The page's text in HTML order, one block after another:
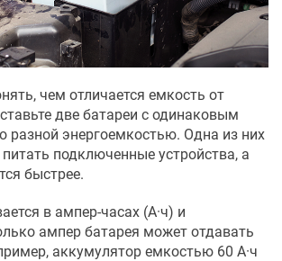
чем отличается емкость от
две батареи с одинаковым
разной энергоемкостью. Одна из них
подключенные устройства, а
быстрее.
в ампер-часах (А·ч) и
ампер батарея может отдавать
аккумулятор емкостью 60 А·ч